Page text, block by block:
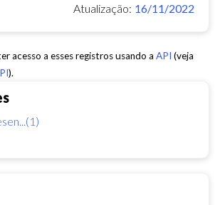
Atualização: 16/11/2022
acesso a esses registros usando a API (veja
).